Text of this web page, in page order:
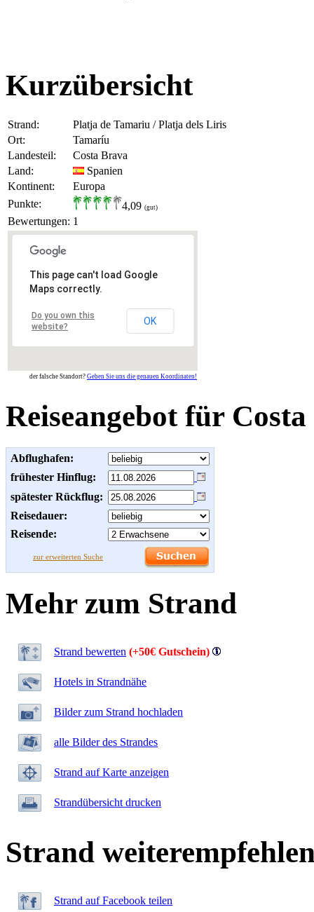
Kurzübersicht
Strand:
Platja de Tamariu / Platja dels Liris
Ort:
Tamaríu
Landesteil:
Costa Brava
Land:
Spanien
Kontinent:
Europa
Punkte:
4,09 (gut)
Bewertungen: 1
This page can't load Google
Maps correctly.
Do you own this
website?
OK
der falsche Standort? Geben Sie uns die genauen Koordinaten!
Reiseangebot für
Abflughafen:
frühester Hinflug:
spätester Rückflug:
Reisedauer:
Reisende:
zur erweiterten Suche
Mehr zum Strand
Strand bewerten (+50€ Gutschein)
Hotels in Strandnähe
Bilder zum Strand hochladen
alle Bilder des Strandes
Strand auf Karte anzeigen
Strandübersicht drucken
Strand
Strand auf Facebook teilen